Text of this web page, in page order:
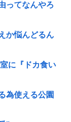
ってなんやろ
か悩んどるん
に『ドカ食い
為使える公園